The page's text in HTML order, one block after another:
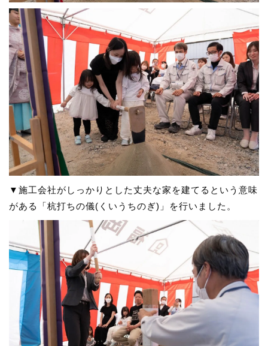
▼施工会社がしっかりとした丈夫な家を建てるという意味
がある「杭打ちの儀(くいうちのぎ)」を行いました。